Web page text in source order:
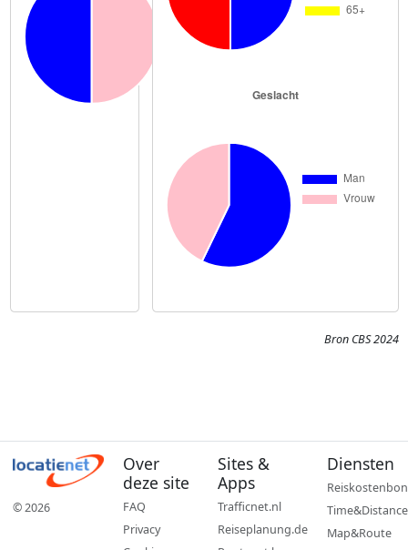
Bron CBS 2024
© 2026
Over
deze site
FAQ
Privacy
Sites &
Apps
Trafficnet.nl
Reiseplanung.de
Diensten
Reiskostenbon
Time&Distance
Map&Route